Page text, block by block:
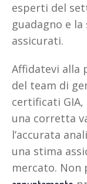
esperti del
guadagno e
assicurati.
Affidatevi alla
del team di
certificati GIA,
una corretta
l’accurata
una stima
mercato.